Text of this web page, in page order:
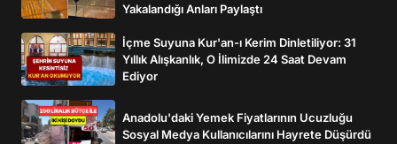
Yakalandığı Anları Paylaştı
İçme Suyuna Kur'an-ı Kerim Dinletiliyor: 31
Yıllık Alışkanlık, O İlimizde 24 Saat Devam
Ediyor
Anadolu'daki Yemek Fiyatlarının Ucuzluğu
Sosyal Medya Kullanıcılarını Hayrete Düşürdü